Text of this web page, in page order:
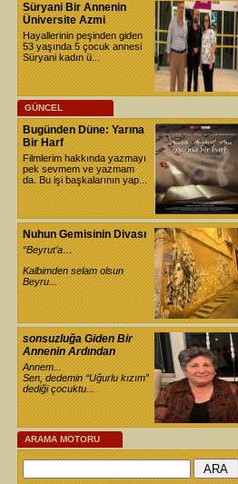
Süryani Bir Annenin
Üniversite Azmi
Hayallerinin peşinden giden
53 yaşında 5 çocuk annesi
Süryani kadın ü...
GÜNCEL
Bugünden Düne: Yarına
Bir Harf
Filmlerim hakkında yazmayı
pek sevmem ve yazmam
da. Bu işi başkalarının yap...
Nuhun Gemisinin Divası
“Beyrut’a…
Kalbimden selam olsun
Beyru...
sonsuzluğa Giden Bir
Annenin Ardından
Annem...
Sen, dedemin “Uğurlu kızım”
dediği çocuktu...
ARAMA MOTORU